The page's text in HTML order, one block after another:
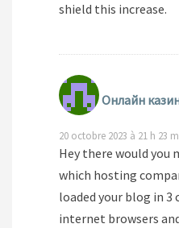
shield this increase.
Онлайн
20 octobre 2023 à 21 h 23
Hey there would
which hosting
loaded your blog in
internet browsers